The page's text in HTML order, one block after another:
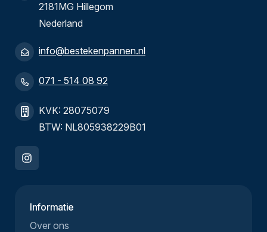
2181MG Hillegom
Nederland
info@bestekenpannen.nl
071 - 514 08 92
KVK: 28075079
BTW: NL805938229B01
Informatie
Over ons